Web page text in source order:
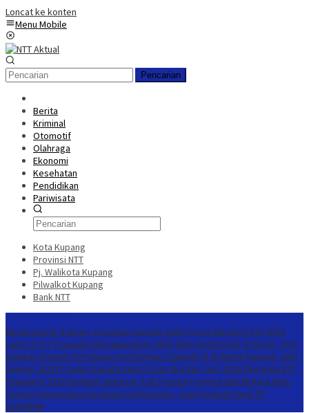
Loncat ke konten
Menu Mobile
Pencarian
Berita
Kriminal
Otomotif
Olahraga
Ekonomi
Kesehatan
Pendidikan
Pariwisata
Kota Kupang
Provinsi NTT
Pj. Walikota Kupang
Pilwalkot Kupang
Bank NTT
Berlangsung Sukses, Kegiatan Garuda Sakti Cross Border Fest 2026
Catat 2.977 Transaksi Menggunakan QRIS Menyambut HUT RI Ke-81, PLN
Siapkan Sistem Pertahanan Kelistrikan Canggih di GI Bolok Kupang Jalin
Sinergi, BI NTT Gelar Garuda Sakti Cross Border Fest 2026 Ekonomi NTT
Triwulan II 2026 Tumbuh Sebesar 5,01 Persen Perwira dan Bintara Baru
Terima Pengarahan Kasbrigif 21/Komodo, Siap Perkuat Yonif TP
939/MMM